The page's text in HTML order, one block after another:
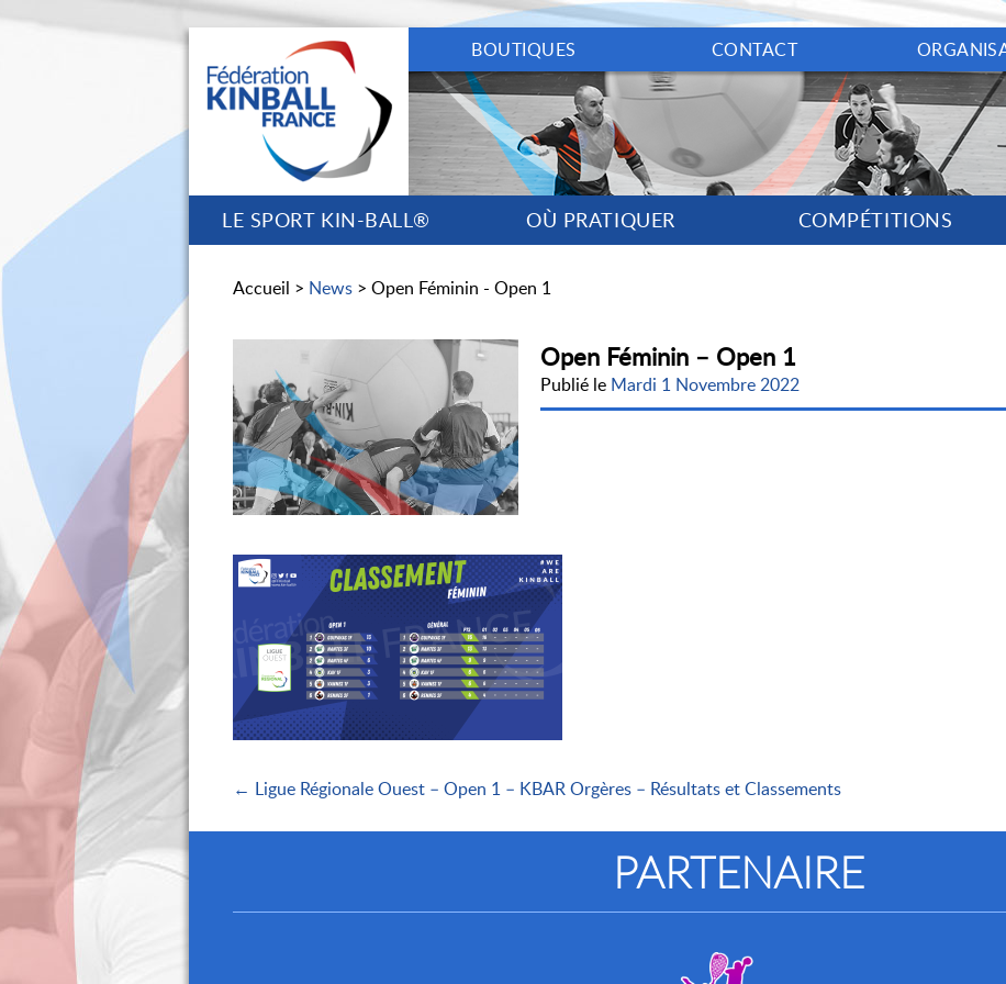
BOUTIQUES CONTACT
LE SPORT KIN-BALL® OÙ PRATIQUER COMPÉTITIONS
Accueil > News > Open Féminin - Open 1
Open Féminin – Open 1
Publié le Mardi 1 Novembre 2022
← Ligue Régionale Ouest – Open 1 – KBAR Orgères – Résultats et Classements
PARTENAIRE